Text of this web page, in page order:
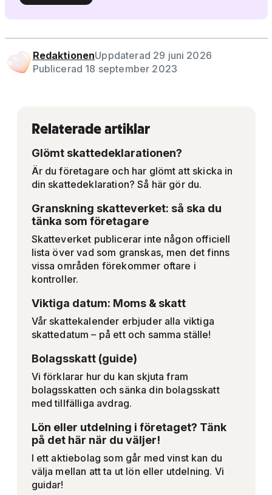
RedaktionenUppdaterad 29 juni 2026
Publicerad 18 september 2023
Relaterade artiklar
Glömt skattedeklarationen?
Är du företagare och har glömt att skicka in
din skattedeklaration? Så här gör du.
Granskning skatteverket: så ska du
tänka som företagare
Skatteverket publicerar inte någon officiell
lista över vad som granskas, men det finns
vissa områden förekommer oftare i
kontroller.
Viktiga datum: Moms & skatt
Vår skattekalender erbjuder alla viktiga
skattedatum – på ett och samma ställe!
Bolagsskatt (guide)
Vi förklarar hur du kan skjuta fram
bolagsskatten och sänka din bolagsskatt
med tillfälliga avdrag.
Lön eller utdelning i företaget? Tänk
på det här när du väljer!
I ett aktiebolag som går med vinst kan du
välja mellan att ta ut lön eller utdelning. Vi
guidar!